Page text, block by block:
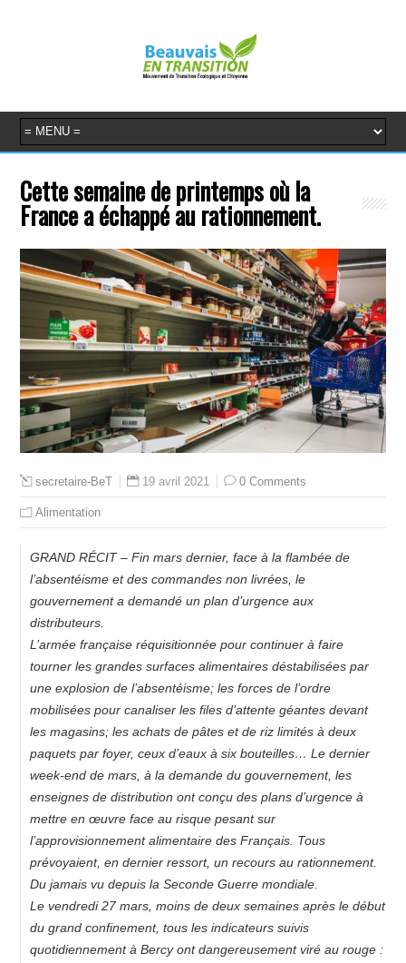
Cette semaine de printemps où la
France a échappé au rationnement.
secretaire-BeT 19 avril 2021 0 Comments
Alimentation
GRAND RÉCIT – Fin mars dernier, face à la flambée de
l’absentéisme et des commandes non livrées, le
gouvernement a demandé un plan d’urgence aux
distributeurs.
L’armée française réquisitionnée pour continuer à faire
tourner les grandes surfaces alimentaires déstabilisées par
une explosion de l’absentéisme; les forces de l’ordre
mobilisées pour canaliser les files d’attente géantes devant
les magasins; les achats de pâtes et de riz limités à deux
paquets par foyer, ceux d’eaux à six bouteilles… Le dernier
week-end de mars, à la demande du gouvernement, les
enseignes de distribution ont conçu des plans d’urgence à
mettre en œuvre face au risque pesant sur
l’approvisionnement alimentaire des Français. Tous
prévoyaient, en dernier ressort, un recours au rationnement.
Du jamais vu depuis la Seconde Guerre mondiale.
Le vendredi 27 mars, moins de deux semaines après le début
du grand confinement, tous les indicateurs suivis
quotidiennement à Bercy ont dangereusement viré au rouge :